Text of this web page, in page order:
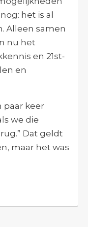
het is al
Alleen samen
nu het
en 21st-
en
paar keer
we die
Dat geldt
maar het was